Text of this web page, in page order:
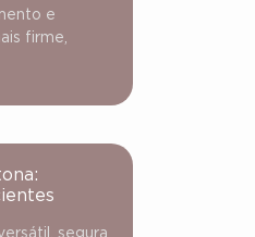
e
firme,
segura